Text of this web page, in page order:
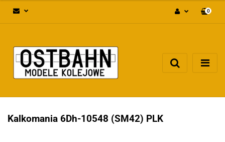
Dodaj zgłoszenie
0
Kalkomania 6Dh-10548 (SM42) PLK